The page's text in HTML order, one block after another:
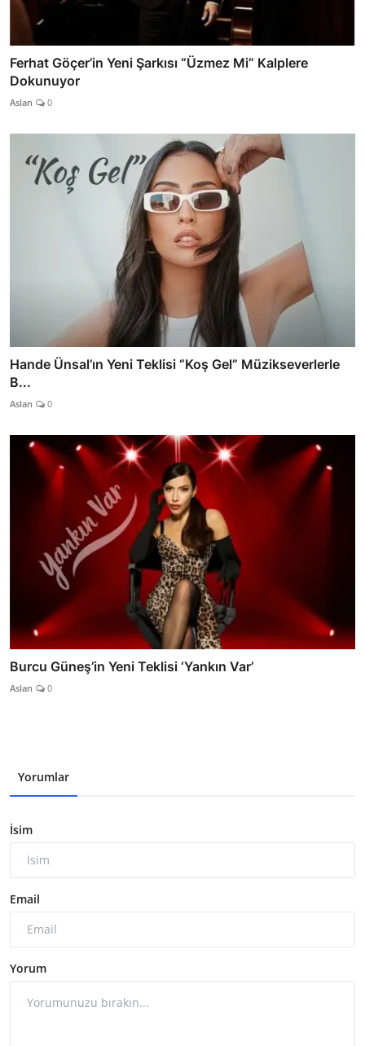
Ferhat Göçer’in Yeni Şarkısı “Üzmez Mi” Kalplere
Dokunuyor
Aslan 0
Hande Ünsal’ın Yeni Teklisi “Koş Gel” Müzikseverlerle
B...
Aslan 0
Burcu Güneş’in Yeni Teklisi ‘Yankın Var’
Aslan 0
Yorumlar
İsim
Email
Yorum